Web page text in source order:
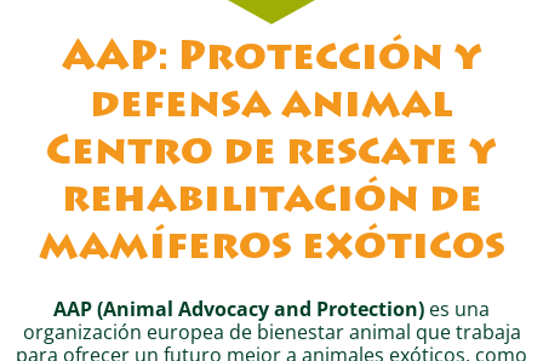
AAP: Protección y
defensa animal
Centro de rescate y
rehabilitación de
mamíferos exóticos
AAP (Animal Advocacy and Protection) es una
organización europea de bienestar animal que trabaja
para ofrecer un futuro mejor a animales exóticos, como